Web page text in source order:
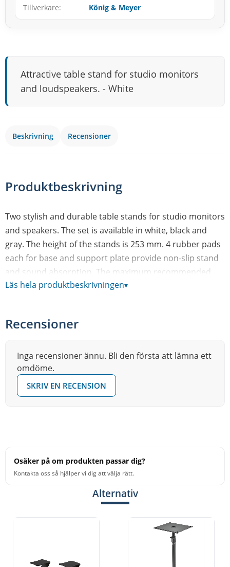
Tillverkare
König & Meyer
Attractive table stand for studio monitors
and loudspeakers. - White
Beskrivning Recensioner
Produktbeskrivning
Two stylish and durable table stands for studio monitors
and speakers. The set is available in white, black and
gray. The height of the stands is 253 mm. 4 rubber pads
each for base and support plate provide non-slip stand
and sound absorption. The maximum recommended
load is 15 kg. The respective support plate measures
Base dimensions: 195 x 214 mm
Bearing plate: 150 x 180 mm
Height: 253 mm
Leg construction: flat steel plate
Weight: 3.41 kg
Läs hela produktbeskrivningen▾
Recensioner
Inga recensioner ännu. Bli den första att lämna ett
omdöme.
SKRIV EN RECENSION
Osäker på om produkten passar dig?
Kontakta oss så hjälper vi dig att välja rätt.
Alternativ